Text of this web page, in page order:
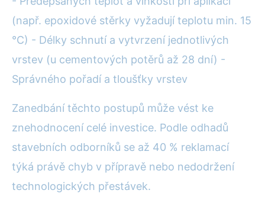
(např. epoxidové stěrky vyžadují teplotu min. 15
°C) - Délky schnutí a vytvrzení jednotlivých
vrstev (u cementových potěrů až 28 dní) -
Správného pořadí a tloušťky vrstev
Zanedbání těchto postupů může vést ke
znehodnocení celé investice. Podle odhadů
stavebních odborníků se až 40 % reklamací
týká právě chyb v přípravě nebo nedodržení
technologických přestávek.